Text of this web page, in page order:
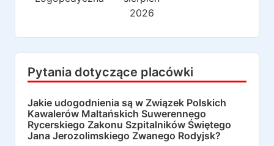
2026
Pytania dotyczące placówki
Jakie udogodnienia są w Związek Polskich
Kawalerów Maltańskich Suwerennego
Rycerskiego Zakonu Szpitalników Świętego
Jana Jerozolimskiego Zwanego Rodyjsk?